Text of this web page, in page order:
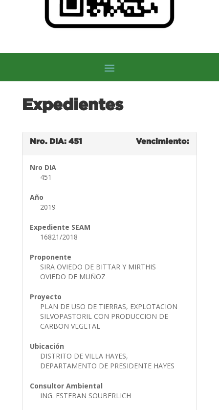
Expedientes
Nro. DIA: 451 Vencimiento:
Nro DIA
451
Año
2019
Expediente SEAM
16821/2018
Proponente
SIRA OVIEDO DE BITTAR Y MIRTHIS
OVIEDO DE MUÑOZ
Proyecto
PLAN DE USO DE TIERRAS, EXPLOTACION
SILVOPASTORIL CON PRODUCCION DE
CARBON VEGETAL
Ubicación
DISTRITO DE VILLA HAYES,
DEPARTAMENTO DE PRESIDENTE HAYES
Consultor Ambiental
ING. ESTEBAN SOUBERLICH